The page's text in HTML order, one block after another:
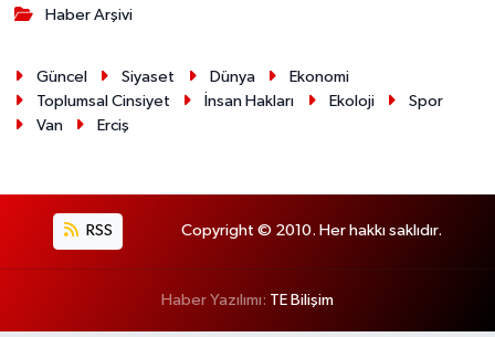
Haber Arşivi
Güncel Siyaset Dünya
Ekonomi
Toplumsal Cinsiyet
İnsan Hakları Ekoloji
Spor
Van
Erciş
RSS Copyright © 2010. Her hakkı saklıdır.
Haber Yazılımı: TE Bilişim